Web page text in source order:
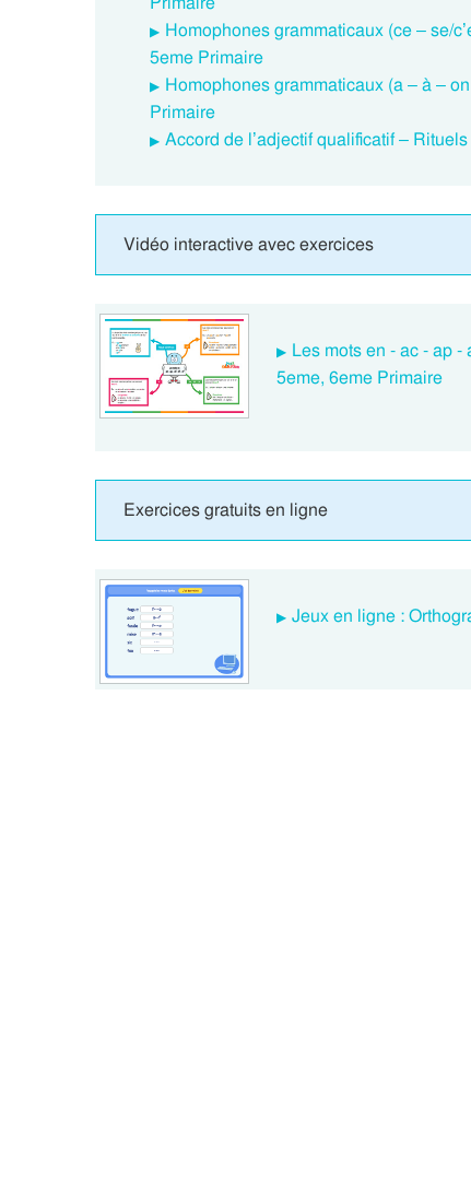
Homophones grammaticaux (ce – se/
5eme Primaire
Homophones grammaticaux (a – à –
Primaire
Accord de l’adjectif qualificatif –
Vidéo interactive avec exercices
Les mots en - ac - ap
5eme, 6eme Primaire
Exercices gratuits en ligne
Jeux en ligne :